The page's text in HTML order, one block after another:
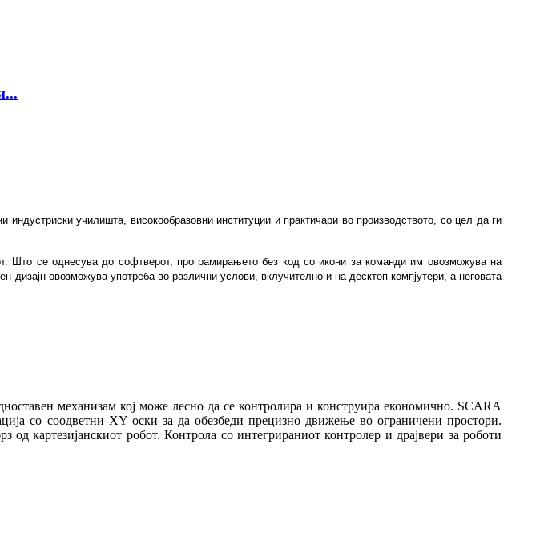
училишта, високообразовни институции и практичари во производството, со цел да ги
Што се однесува до софтверот, програмирањето без код со икони за команди им овозможува на
овозможува употреба во различни услови, вклучително и на десктоп компјутери, а неговата
механизам кој може лесно да се контролира и конструира економично. SCARA
со соодветни XY оски за да обезбеди прецизно движење во ограничени простори.
картезијанскиот робот. Контрола со интегрираниот контролер и драјвери за роботи